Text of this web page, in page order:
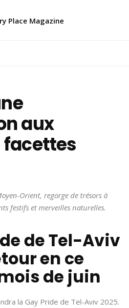
aux
Orient, regorge de trésors à
festifs et merveilles naturelles.
de Tel-Aviv
en ce
de juin
la Gay Pride de Tel-Aviv 2025.